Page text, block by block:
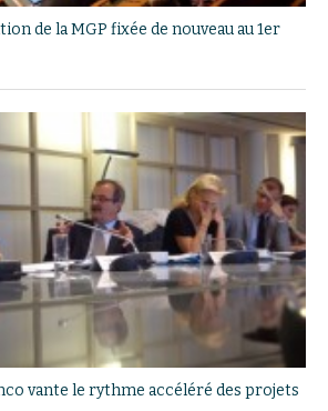
de la MGP fixée de nouveau au 1er
vante le rythme accéléré des projets